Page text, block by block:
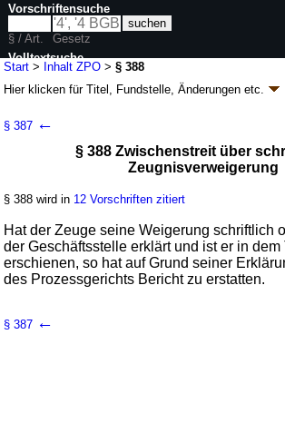
Start > Inhalt ZPO >§ 388
Hier klicken fürTitel, Fundstelle, Änderungen etc.
1781; zuletzt geändert durchArtikel 3G. v.
Zwangsverwaltung
Buch 2 Verfahren im ersten Rechtszug
Abschnitt 1 Verfahren vor den
Titel 7 Zeugenbeweis
§ 387 ←
§ 388 Zwischenstreit über
Zeugnisverweigerung
§ 388 wird in 12 Vorschriften zitiert
Hat der Zeuge seine Weigerung schriftlich
der Geschäftsstelle erklärt und ist er in dem
erschienen, so hat auf Grund seiner
des Prozessgerichts Bericht zu erstatten.
§ 387 ←
Vorschriftensuche
§ / Art.
Gesetz
Volltextsuche
nur in ZPO